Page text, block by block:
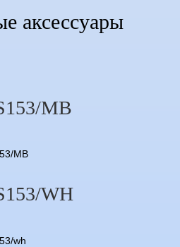
аксессуары
MB
WH